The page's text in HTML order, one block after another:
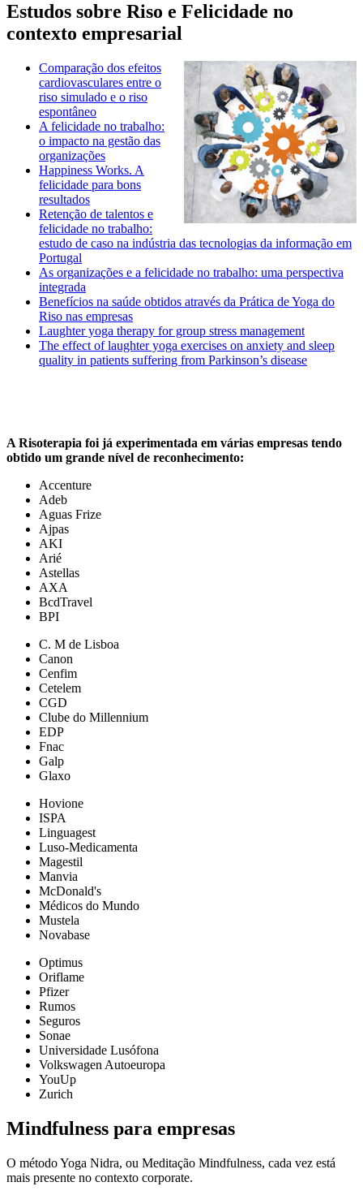
Estudos sobre Riso e Felicidade no
contexto empresarial
Comparação dos efeitos
cardiovasculares entre o
riso simulado e o riso
espontâneo
A felicidade no trabalho:
o impacto na gestão das
organizações
Happiness Works. A
felicidade para bons
resultados
Retenção de talentos e
felicidade no trabalho:
estudo de caso na indústria das tecnologias da informação em
Portugal
As organizações e a felicidade no trabalho: uma perspectiva
integrada
Benefícios na saúde obtidos através da Prática de Yoga do
Riso nas empresas
Laughter yoga therapy for group stress management
The effect of laughter yoga exercises on anxiety and sleep
quality in patients suffering from Parkinson’s disease
A Risoterapia foi já experimentada em várias empresas tendo
obtido um grande nível de reconhecimento:
Accenture
Adeb
Aguas Frize
Ajpas
AKI
Arié
Astellas
AXA
BcdTravel
BPI
C. M de Lisboa
Canon
Cenfim
Cetelem
CGD
Clube do Millennium
EDP
Fnac
Galp
Glaxo
Hovione
ISPA
Linguagest
Luso-Medicamenta
Magestil
Manvia
McDonald's
Médicos do Mundo
Mustela
Novabase
Optimus
Oriflame
Pfizer
Rumos
Seguros
Sonae
Universidade Lusófona
Volkswagen Autoeuropa
YouUp
Zurich
Mindfulness para empresas
O método Yoga Nidra, ou Meditação Mindfulness, cada vez está
mais presente no contexto corporate.